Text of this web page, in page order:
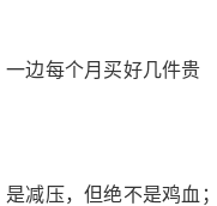
边每个月买好几件贵
减压，但绝不是鸡血；